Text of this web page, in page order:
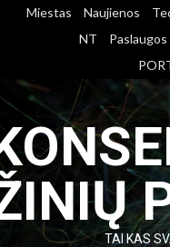
Miestas Naujienos
NT
Paslaugos
TAI KAS